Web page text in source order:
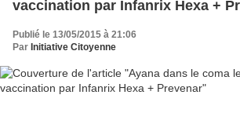
vaccination par Infanrix Hexa +
Publié le 13/05/2015 à 21:06
Par Initiative Citoyenne